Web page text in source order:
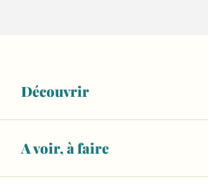
Découvrir
A voir, à faire
Chambre d'hôtes L'école des